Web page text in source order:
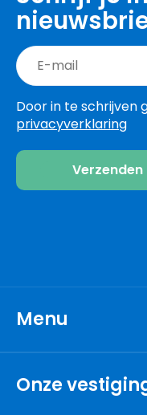
Door in te schrijven
privacyverklaring
Menu
Home
Excellent
Onze